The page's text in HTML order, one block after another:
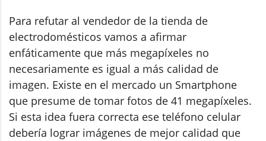
Para refutar al vendedor de la tienda de
electrodomésticos vamos a afirmar
enfáticamente que más megapíxeles no
necesariamente es igual a más calidad de
imagen. Existe en el mercado un Smartphone
que presume de tomar fotos de 41 megapíxeles.
Si esta idea fuera correcta ese teléfono celular
debería lograr imágenes de mejor calidad que